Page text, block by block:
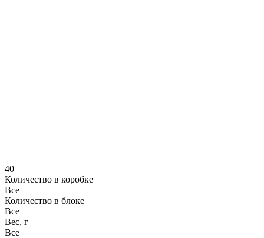
40
Количество в коробке
Все
Количество в блоке
Все
Вес, г
Все